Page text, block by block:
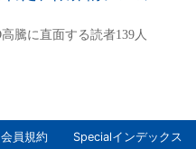
会員規約 Specialインデックス